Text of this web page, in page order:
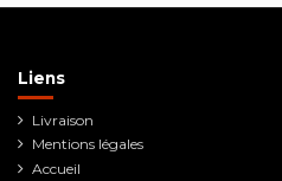
Liens
Livraison
Mentions légales
Accueil